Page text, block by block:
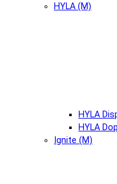
HYLA (М)
HYLA
HYLA
Ignite (М)